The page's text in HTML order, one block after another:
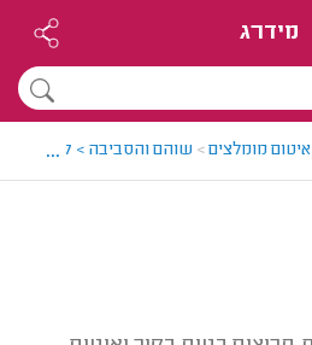
מידרג
מומלצים> שוהם והסביבה > קבלן
...